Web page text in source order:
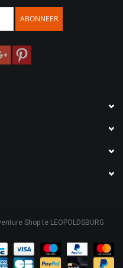
ABONNEER
Shop te LEOPOLDSBURG